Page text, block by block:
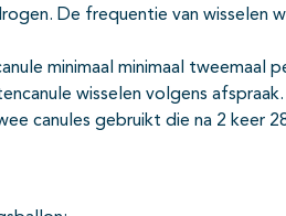
De frequentie van wisselen
minimaal minimaal tweemaal
wisselen volgens afspraak.
canules gebruikt die na 2 keer